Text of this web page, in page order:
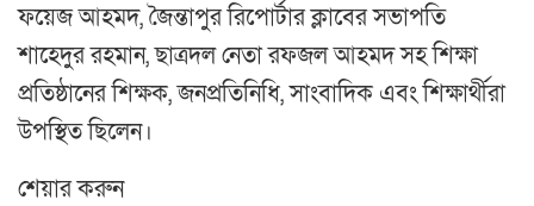
ফয়েজ আহমদ, জৈন্তাপুর রিপোর্টার ক্লাবের সভাপতি
শাহেদুর রহমান, ছাত্রদল নেতা রফজল আহমদ সহ শিক্ষা
প্রতিষ্ঠানের শিক্ষক, জনপ্রতিনিধি, সাংবাদিক এবং শিক্ষার্থীরা
উপস্থিত ছিলেন।
শেয়ার করুন